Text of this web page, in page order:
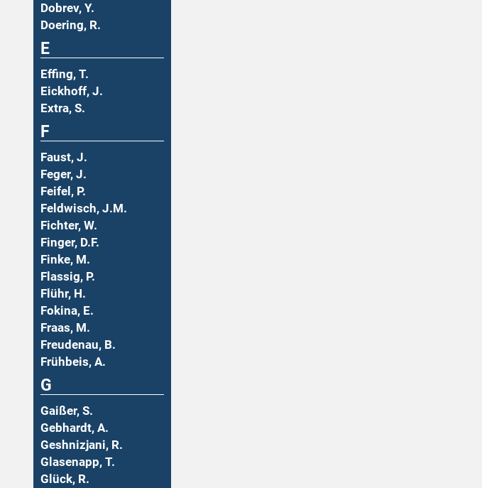
Dobrev, Y.
Doering, R.
E
Effing, T.
Eickhoff, J.
Extra, S.
F
Faust, J.
Feger, J.
Feifel, P.
Feldwisch, J.M.
Fichter, W.
Finger, D.F.
Finke, M.
Flassig, P.
Flühr, H.
Fokina, E.
Fraas, M.
Freudenau, B.
Frühbeis, A.
G
Gaißer, S.
Gebhardt, A.
Geshnizjani, R.
Glasenapp, T.
Glück, R.